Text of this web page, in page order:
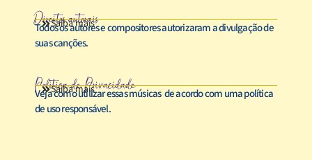
Direitos autorais
Saiba mais
Todos os autores e compositores autorizaram a divulgação de
suas canções.
Política de Privacidade
Saiba mais
Veja como utilizar essas músicas de acordo com uma política
de uso responsável.